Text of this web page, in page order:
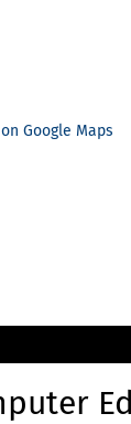
Google Maps